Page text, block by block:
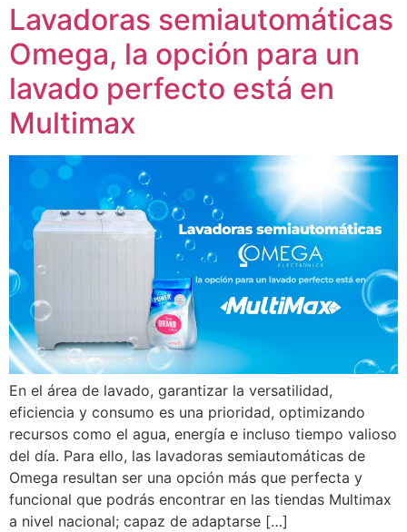
Lavadoras semiautomáticas
Omega, la opción para un
lavado perfecto está en
Multimax
En el área de lavado, garantizar la versatilidad,
eficiencia y consumo es una prioridad, optimizando
recursos como el agua, energía e incluso tiempo valioso
del día. Para ello, las lavadoras semiautomáticas de
Omega resultan ser una opción más que perfecta y
funcional que podrás encontrar en las tiendas Multimax
a nivel nacional; capaz de adaptarse […]